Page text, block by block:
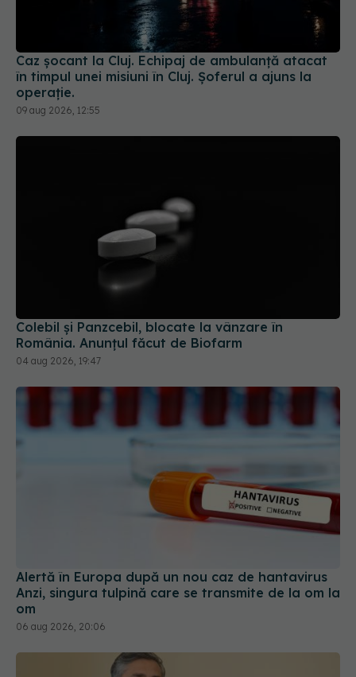
Caz șocant la Cluj. Echipaj de ambulanță atacat
în timpul unei misiuni în Cluj. Șoferul a ajuns la
operație.
09 aug 2026, 12:55
Colebil și Panzcebil, blocate la vânzare în
România. Anunțul făcut de Biofarm
04 aug 2026, 19:47
Alertă în Europa după un nou caz de hantavirus
Anzi, singura tulpină care se transmite de la om la
om
06 aug 2026, 20:06